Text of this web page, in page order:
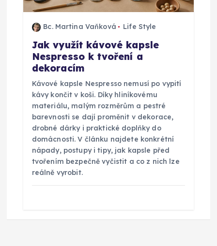
Bc. Martina Vaňková Life Style
Jak využít kávové kapsle
Nespresso k tvoření a
dekoracím
Kávové kapsle Nespresso nemusí po vypití
kávy končit v koši. Díky hliníkovému
materiálu, malým rozměrům a pestré
barevnosti se dají proměnit v dekorace,
drobné dárky i praktické doplňky do
domácnosti. V článku najdete konkrétní
nápady, postupy i tipy, jak kapsle před
tvořením bezpečně vyčistit a co z nich lze
reálně vyrobit.